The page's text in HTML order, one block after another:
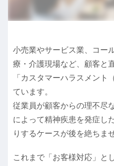
小売業やサービス業、コー
療・介護現場など、顧客と
「カスタマーハラスメント
ています。
従業員が顧客からの理不尽
によって精神疾患を発症し
りするケースが後を絶ちま
これまで「お客様対応」と